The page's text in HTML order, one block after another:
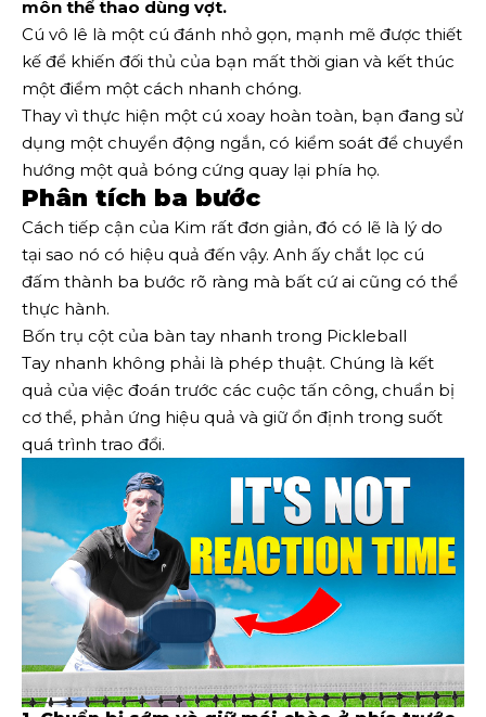
môn thể thao dùng vợt.
Cú vô lê là một cú đánh nhỏ gọn, mạnh mẽ được thiết
kế để khiến đối thủ của bạn mất thời gian và kết thúc
một điểm một cách nhanh chóng.
Thay vì thực hiện một cú xoay hoàn toàn, bạn đang sử
dụng một chuyển động ngắn, có kiểm soát để chuyển
hướng một quả bóng cứng quay lại phía họ.
Phân tích ba bước
Cách tiếp cận của Kim rất đơn giản, đó có lẽ là lý do
tại sao nó có hiệu quả đến vậy. Anh ấy chắt lọc cú
đấm thành ba bước rõ ràng mà bất cứ ai cũng có thể
thực hành.
Bốn trụ cột của bàn tay nhanh trong Pickleball
Tay nhanh không phải là phép thuật. Chúng là kết
quả của việc đoán trước các cuộc tấn công, chuẩn bị
cơ thể, phản ứng hiệu quả và giữ ổn định trong suốt
quá trình trao đổi.